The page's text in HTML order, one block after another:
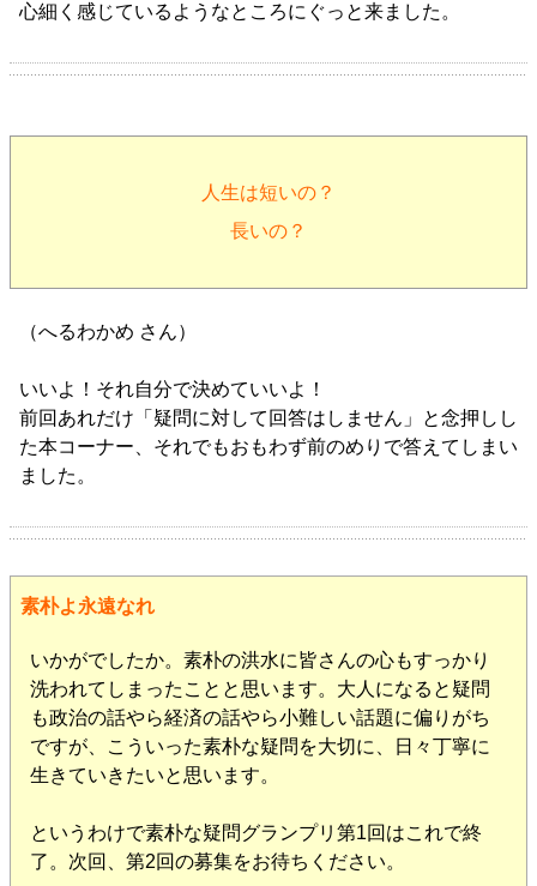
心細く感じているようなところにぐっと来ました。
人生は短いの？
長いの？
（へるわかめ さん）
いいよ！それ自分で決めていいよ！
前回あれだけ「疑問に対して回答はしません」と念押しし
た本コーナー、それでもおもわず前のめりで答えてしまい
ました。
素朴よ永遠なれ
いかがでしたか。素朴の洪水に皆さんの心もすっかり
洗われてしまったことと思います。大人になると疑問
も政治の話やら経済の話やら小難しい話題に偏りがち
ですが、こういった素朴な疑問を大切に、日々丁寧に
生きていきたいと思います。
というわけで素朴な疑問グランプリ第1回はこれで終
了。次回、第2回の募集をお待ちください。